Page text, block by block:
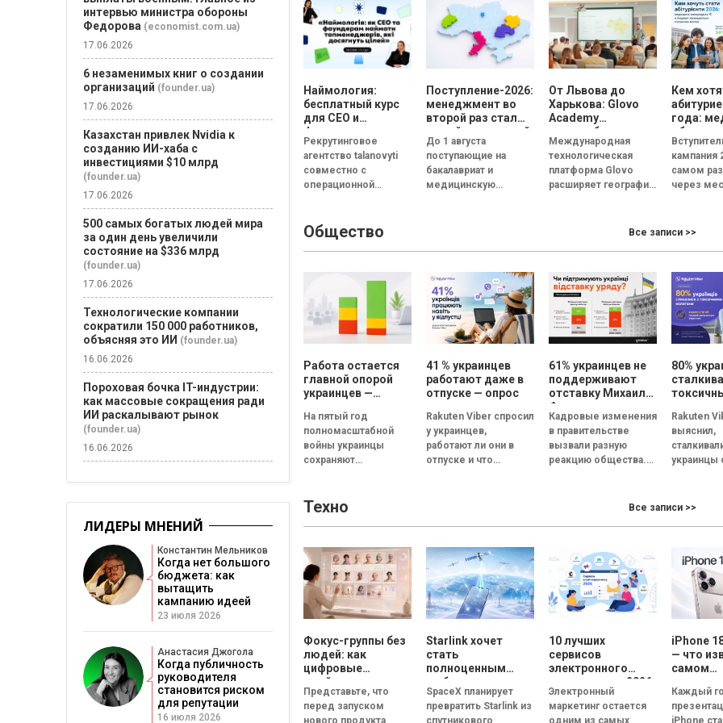
id="attachment_69772"...
интуитивный
характер. 85%...
фразой:...
Наймология:
бесплатный курс
для CEO и
фаундеров
Рекрутинговое
агентство talanovyti
совместно с
операционной
FRACTAL) запускают
бесплатный курс
Поступление-2026:
менеджмент во
второй раз стал
самой популярной
специальностью, а
количество
заявлений —
рекордным за
До 1 августа
поступающие на
бакалавриат и
медицинскую
От Львова до
Харькова: Glovo
Academy
масштабирует
образовательную
программу по
поддержке
украинского
Международная
технологическая
платформа Glovo
расширяет географию
Academy в Украине.
и среднему бизнесу
(МСБ)
адаптироваться...
Кем
года:
вуз
главной
кампания
самом
через
поступили
Общество Все записи >>
Работа остается
главной опорой
украинцев —
исследования
Барометр
качества жизни
2026
На пятый год
полномасштабной
войны украинцы
сохраняют
восприятие качества
составляющих,
формирующих
общую оценку
жизни...
41 % украинцев
работают даже в
отпуске — опрос
Rakuten Viber спросил
у украинцев,
работают ли они в
отпуске и что
61% украинцев не
поддерживают
отставку Михаила
Федорова – опрос
Gradus
Кадровые изменения
в правительстве
вызвали разную
реакцию общества.
мнения опрошенных
80%
каждый
ищет
работу —
Rakuten
выяснил,
украинцы
и как они
Техно Все записи >>
Фокус-группы без
людей: как
цифровые
двойники
покупателей
изменят
Представьте, что
перед запуском
нового продукта
Starlink хочет
стать
полноценным
мобильным
оператором:
SpaceX готовит
SpaceX планирует
превратить Starlink из
спутникового
10 лучших
сервисов
электронного
маркетинга в 2026
году: сравнение
возможностей и
Электронный
маркетинг остается
одним из самых
iPhone
— что
самом
Каждый
iPhone
интервью министра обороны
Федорова (economist.com.ua)
17.06.2026
6 незаменимых книг о создании
организаций (founder.ua)
17.06.2026
Казахстан привлек Nvidia к
созданию ИИ-хаба с
инвестициями $10 млрд
(founder.ua)
17.06.2026
500 самых богатых людей мира
за один день увеличили
состояние на $336 млрд
(founder.ua)
17.06.2026
Технологические компании
сократили 150 000 работников,
объясняя это ИИ (founder.ua)
16.06.2026
Пороховая бочка IT-индустрии:
как массовые сокращения ради
ИИ раскалывают рынок
(founder.ua)
16.06.2026
ЛИДЕРЫ МНЕНИЙ
Константин Мельников
Когда нет большого
бюджета: как
вытащить
кампанию идеей
23 июля 2026
Анастасия Джогола
Когда публичность
руководителя
становится риском
для репутации
16 июля 2026